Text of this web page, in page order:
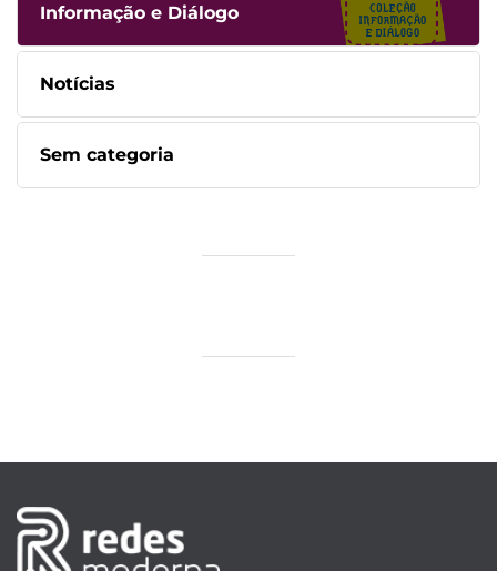
Informação e Diálogo
Notícias
Sem categoria